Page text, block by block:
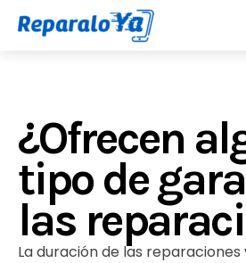
¿Ofrecen
tipo de
las
La duración de las